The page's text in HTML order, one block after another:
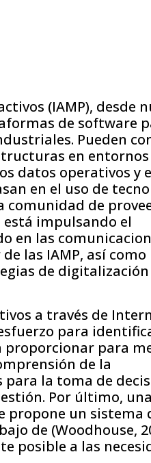
(IAMP), desde
de software
Pueden
en entornos
datos operativos y
en el uso de
comunidad de
impulsando el
en las
las IAMP, así como
de digitalización
a través de
para
proporcionar para
de la
la toma de
Por último,
propone un sistema
de (Woodhouse,
posible a las